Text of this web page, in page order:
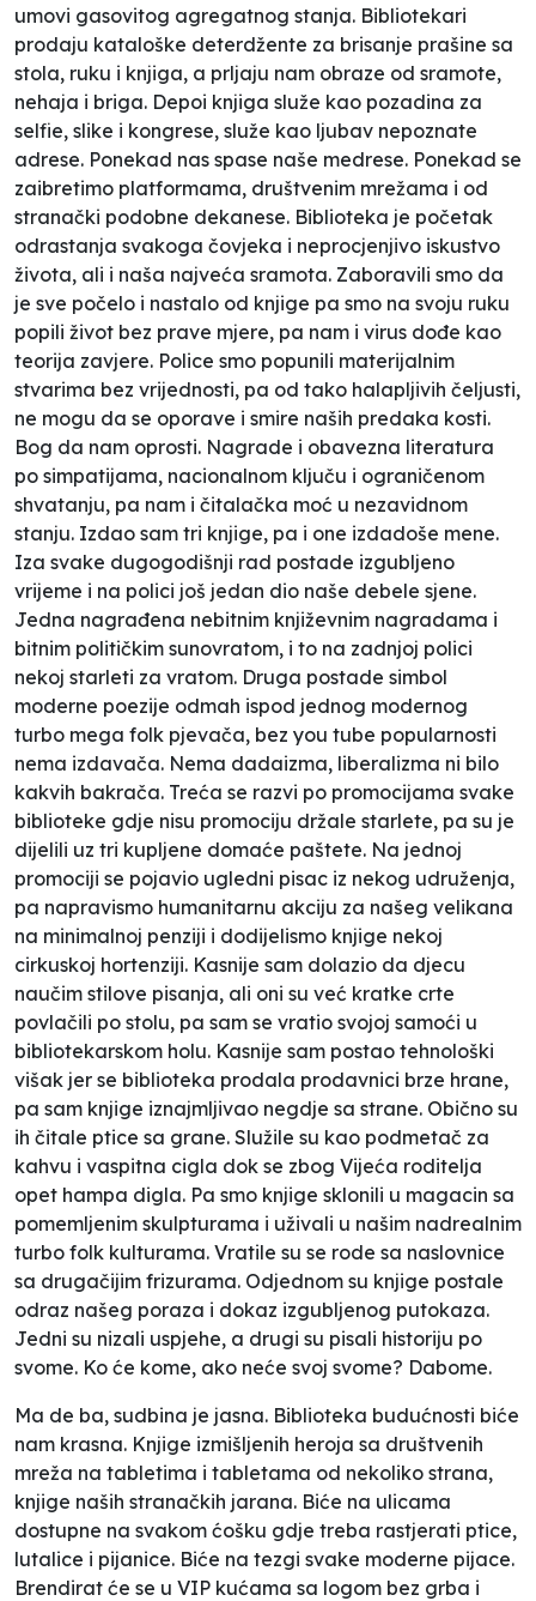
umovi gasovitog agregatnog stanja. Bibliotekari
prodaju kataloške deterdžente za brisanje prašine sa
stola, ruku i knjiga, a prljaju nam obraze od sramote,
nehaja i briga. Depoi knjiga služe kao pozadina za
selfie, slike i kongrese, služe kao ljubav nepoznate
adrese. Ponekad nas spase naše medrese. Ponekad se
zaibretimo platformama, društvenim mrežama i od
stranački podobne dekanese. Biblioteka je početak
odrastanja svakoga čovjeka i neprocjenjivo iskustvo
života, ali i naša najveća sramota. Zaboravili smo da
je sve počelo i nastalo od knjige pa smo na svoju ruku
popili život bez prave mjere, pa nam i virus dođe kao
teorija zavjere. Police smo popunili materijalnim
stvarima bez vrijednosti, pa od tako halapljivih čeljusti,
ne mogu da se oporave i smire naših predaka kosti.
Bog da nam oprosti. Nagrade i obavezna literatura
po simpatijama, nacionalnom ključu i ograničenom
shvatanju, pa nam i čitalačka moć u nezavidnom
stanju. Izdao sam tri knjige, pa i one izdadoše mene.
Iza svake dugogodišnji rad postade izgubljeno
vrijeme i na polici još jedan dio naše debele sjene.
Jedna nagrađena nebitnim književnim nagradama i
bitnim političkim sunovratom, i to na zadnjoj polici
nekoj starleti za vratom. Druga postade simbol
moderne poezije odmah ispod jednog modernog
turbo mega folk pjevača, bez you tube popularnosti
nema izdavača. Nema dadaizma, liberalizma ni bilo
kakvih bakrača. Treća se razvi po promocijama svake
biblioteke gdje nisu promociju držale starlete, pa su je
dijelili uz tri kupljene domaće paštete. Na jednoj
promociji se pojavio ugledni pisac iz nekog udruženja,
pa napravismo humanitarnu akciju za našeg velikana
na minimalnoj penziji i dodijelismo knjige nekoj
cirkuskoj hortenziji. Kasnije sam dolazio da djecu
naučim stilove pisanja, ali oni su već kratke crte
povlačili po stolu, pa sam se vratio svojoj samoći u
bibliotekarskom holu. Kasnije sam postao tehnološki
višak jer se biblioteka prodala prodavnici brze hrane,
pa sam knjige iznajmljivao negdje sa strane. Obično su
ih čitale ptice sa grane. Služile su kao podmetač za
kahvu i vaspitna cigla dok se zbog Vijeća roditelja
opet hampa digla. Pa smo knjige sklonili u magacin sa
pomemljenim skulpturama i uživali u našim nadrealnim
turbo folk kulturama. Vratile su se rode sa naslovnice
sa drugačijim frizurama. Odjednom su knjige postale
odraz našeg poraza i dokaz izgubljenog putokaza.
Jedni su nizali uspjehe, a drugi su pisali historiju po
svome. Ko će kome, ako neće svoj svome? Dabome.
Ma de ba, sudbina je jasna. Biblioteka budućnosti biće
nam krasna. Knjige izmišljenih heroja sa društvenih
mreža na tabletima i tabletama od nekoliko strana,
knjige naših stranačkih jarana. Biće na ulicama
dostupne na svakom ćošku gdje treba rastjerati ptice,
lutalice i pijanice. Biće na tezgi svake moderne pijace.
Brendirat će se u VIP kućama sa logom bez grba i